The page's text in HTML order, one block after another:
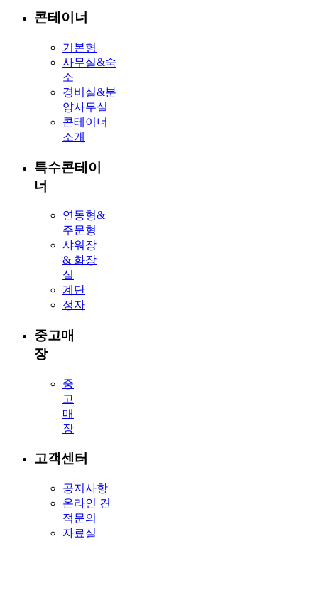
콘테이너
기본형
사무실&숙
소
경비실&분
양사무실
콘테이너
소개
특수콘테이
너
연동형&
주문형
샤워장
& 화장
실
계단
정자
중고매
장
중
고
매
장
고객센터
공지사항
온라인 견
적문의
자료실